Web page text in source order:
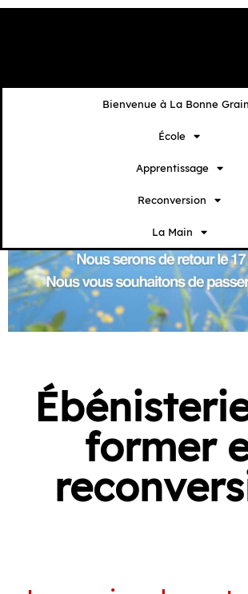
Bienvenue à La Bonne
École
Apprentissage
Reconversion
La Main
former